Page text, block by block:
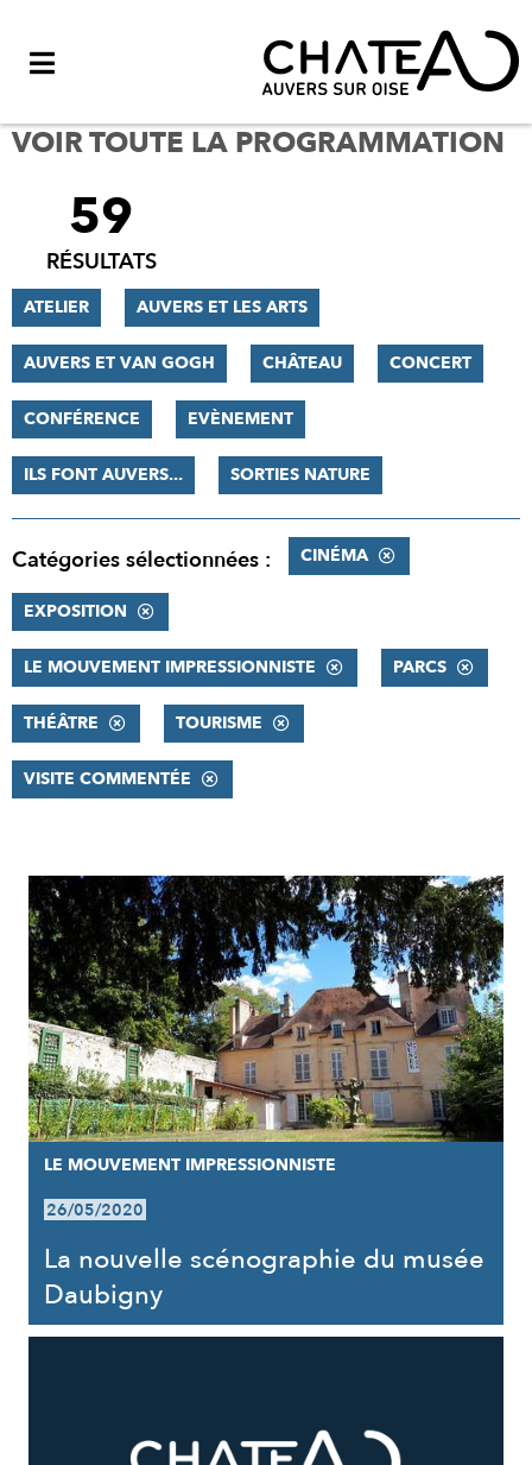
VOIR TOUTE LA PROGRAMMATION
FILTRER
RÉSULTATS
59
RÉSULTATS
ATELIER AUVERS ET LES ARTS
AUVERS ET VAN GOGH CHÂTEAU CONCERT
CONFÉRENCE EVÈNEMENT
ILS FONT AUVERS... SORTIES NATURE
Catégories sélectionnées : CINÉMA
EXPOSITION
LE MOUVEMENT IMPRESSIONNISTE PARCS
THÉÂTRE TOURISME
VISITE COMMENTÉE
RÉSULTATS
LE MOUVEMENT IMPRESSIONNISTE
26/05/2020
La nouvelle scénographie du musée
Daubigny